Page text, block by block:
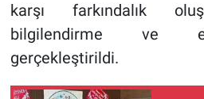
karşı farkındalık
bilgilendirme ve
gerçekleştirildi.